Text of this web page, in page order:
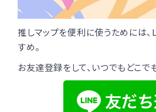
推しマップを便利に使うためには
すめ。
お友達登録をして、いつでもどこで